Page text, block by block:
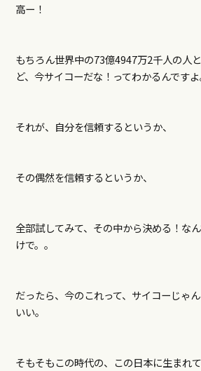
高ー！
もちろん世界中の73億4947万2千人の人
ど、今サイコーだな！ってわかるんですよ
それが、自分を信頼するというか、
その偶然を信頼するというか、
全部試してみて、その中から決める！な
けで。。
だったら、今のこれって、サイコーじゃ
いい。
そもそもこの時代の、この日本に生まれ